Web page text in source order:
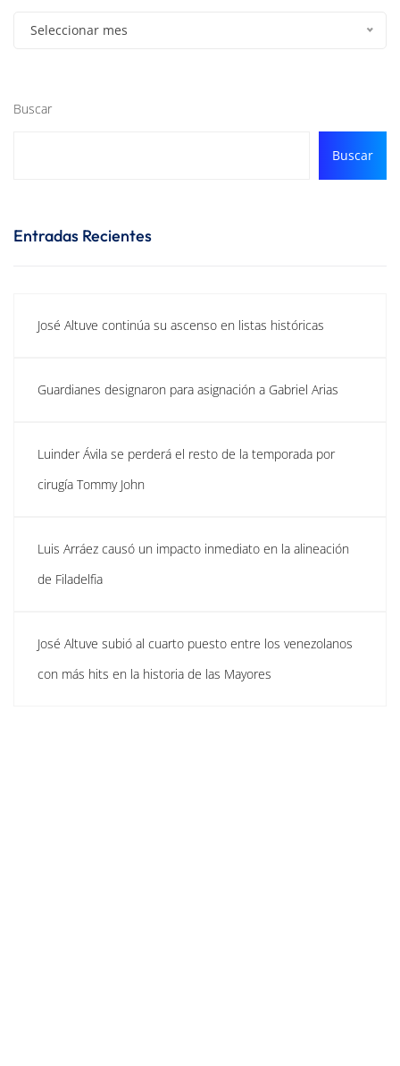
Seleccionar mes
Buscar
Buscar
Entradas Recientes
José Altuve continúa su ascenso en listas históricas
Guardianes designaron para asignación a Gabriel Arias
Luinder Ávila se perderá el resto de la temporada por
cirugía Tommy John
Luis Arráez causó un impacto inmediato en la alineación
de Filadelfia
José Altuve subió al cuarto puesto entre los venezolanos
con más hits en la historia de las Mayores